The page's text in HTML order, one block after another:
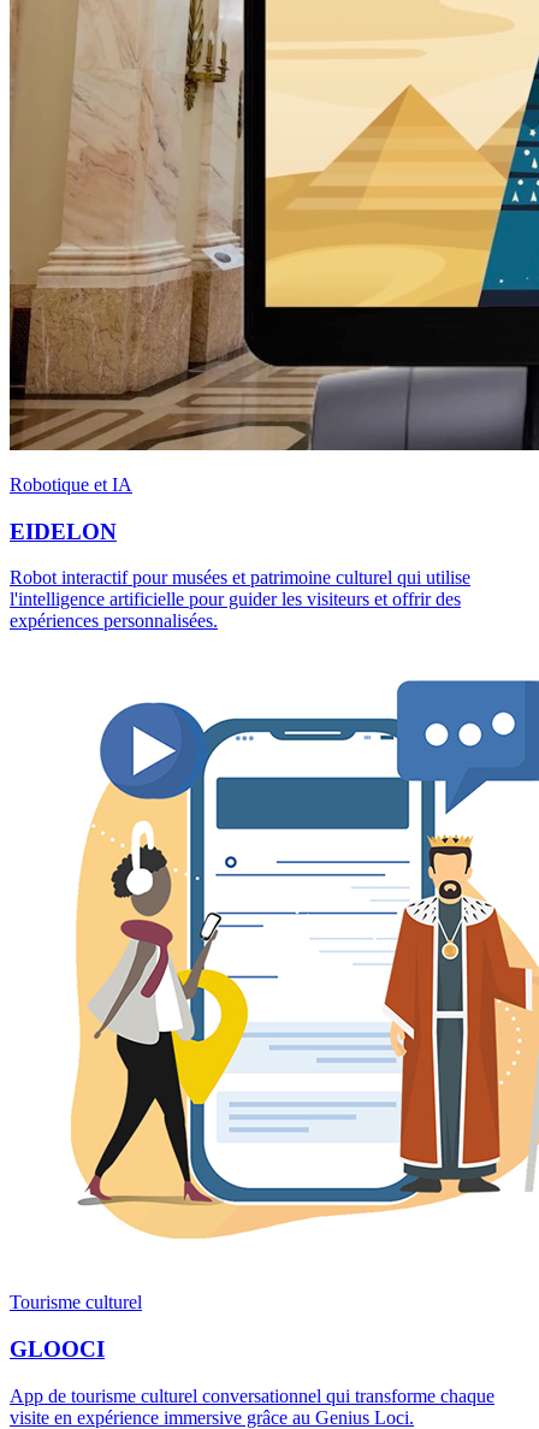
Robotique et IA
EIDELON
Robot interactif pour musées et patrimoine culturel qui utilise
l'intelligence artificielle pour guider les visiteurs et offrir des
expériences personnalisées.
Tourisme culturel
GLOOCI
App de tourisme culturel conversationnel qui transforme chaque
visite en expérience immersive grâce au Genius Loci.